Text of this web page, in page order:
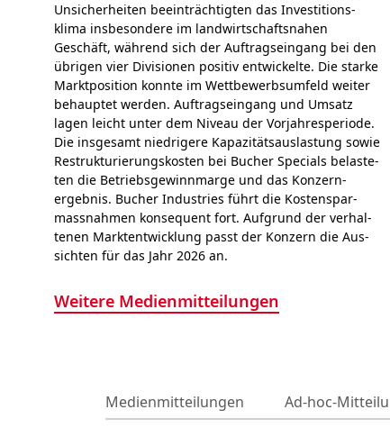
Unsi­cher­hei­ten beein­träch­tigten das Inves­titions­
klima ins­be­son­de­re im land­wirt­schafts­nahen
Geschäft, wäh­rend sich der Auf­trags­ein­gang bei den
übrigen vier Di­vi­sio­nen posi­tiv ent­wick­el­te. Die starke
Marktposition konn­te im Wett­bewerbs­um­feld weiter
behauptet wer­den. Auf­trags­ein­gang und Umsatz
lagen leicht unter dem Niveau der Vor­jahr­es­peri­ode.
Die ins­ge­samt nied­ri­ge­re Kapa­zitäts­aus­las­tung sowie
Restruk­tu­rie­rungs­kos­ten bei Bucher Specials be­las­te­
ten die Betriebs­gewinn­marge und das Kon­zern­
ergebnis. Bucher Industries führt die Kosten­spar­
mass­nah­men kon­se­quent fort. Auf­grund der ver­hal­
tenen Markt­ent­wick­lung passt der Kon­zern die Aus­
sichten für das Jahr 2026 an.
Weitere Medienmitteilungen
Medienmitteilungen Ad-hoc-